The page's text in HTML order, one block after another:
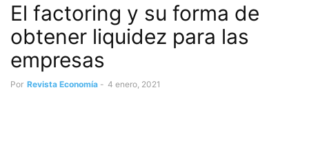
El factoring y su forma de
obtener liquidez para las
empresas
Por Revista Economía - 4 enero, 2021